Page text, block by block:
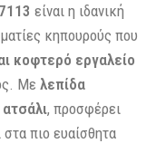
είναι η ιδανική
κηπουρούς που
κοφτερό εργαλείο
Με λεπίδα
, προσφέρει
πιο ευαίσθητα